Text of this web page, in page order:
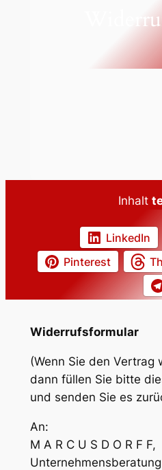
Inhalt
LinkedIn
Pinterest
Widerrufsformular
(Wenn Sie den Vertrag
dann füllen Sie bitte
und senden Sie es
An:
M A R C U S D O R F F,